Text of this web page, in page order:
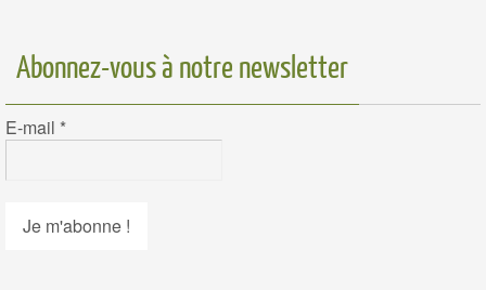
Abonnez-vous à notre newsletter
E-mail *